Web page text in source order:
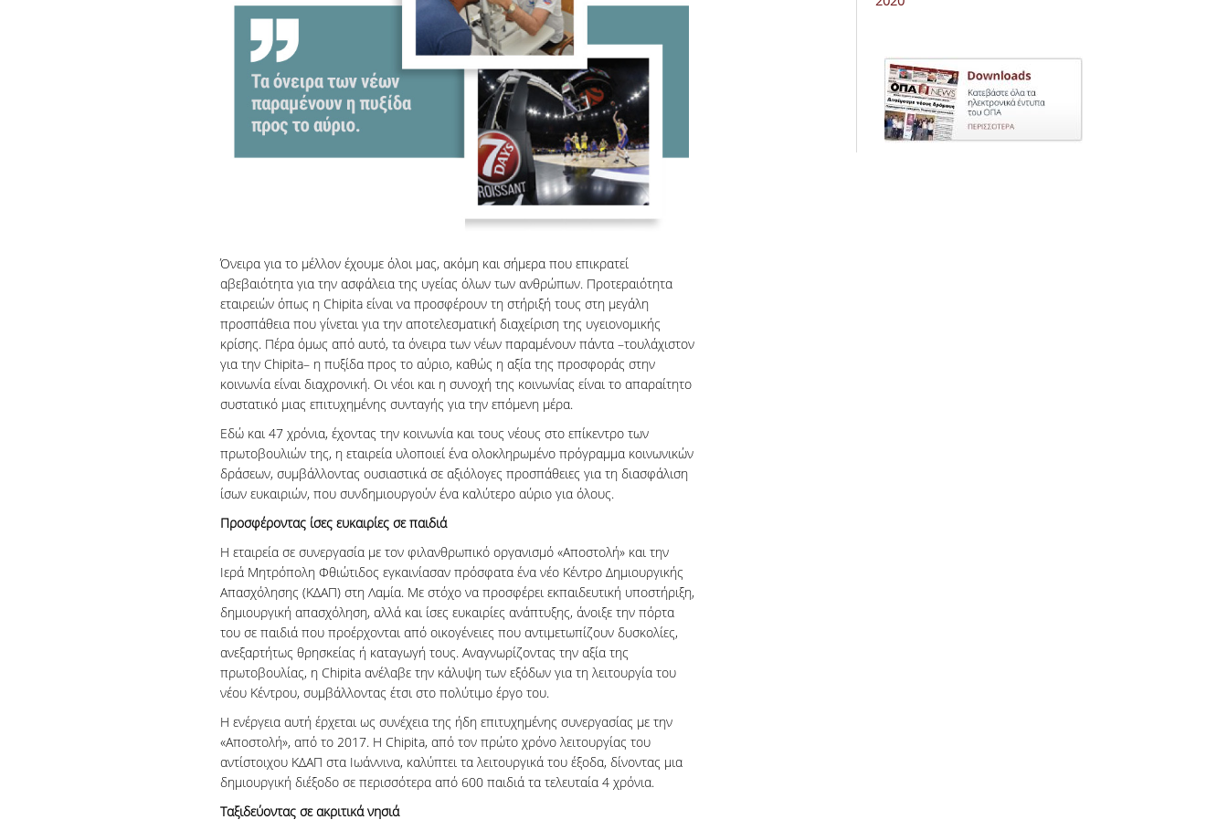
Όνειρα για το μέλλον έχουμε όλοι μας, ακόμη και σήμερα που επικρατεί
αβεβαιότητα για την ασφάλεια της υγείας όλων των ανθρώπων. Προτεραιότητα
εταιρειών όπως η Chipita είναι να προσφέρουν τη στήριξή τους στη μεγάλη
προσπάθεια που γίνεται για την αποτελεσματική διαχείριση της υγειονομικής
κρίσης. Πέρα όμως από αυτό, τα όνειρα των νέων παραμένουν πάντα –τουλάχιστον
για την Chipita– η πυξίδα προς το αύριο, καθώς η αξία της προσφοράς στην
κοινωνία είναι διαχρονική. Οι νέοι και η συνοχή της κοινωνίας είναι το απαραίτητο
συστατικό μιας επιτυχημένης συνταγής για την επόμενη μέρα.
Εδώ και 47 χρόνια, έχοντας την κοινωνία και τους νέους στο επίκεντρο των
πρωτοβουλιών της, η εταιρεία υλοποιεί ένα ολοκληρωμένο πρόγραμμα κοινωνικών
δράσεων, συμβάλλοντας ουσιαστικά σε αξιόλογες προσπάθειες για τη διασφάλιση
ίσων ευκαιριών, που συνδημιουργούν ένα καλύτερο αύριο για όλους.
Προσφέροντας ίσες ευκαιρίες σε παιδιά
Η εταιρεία σε συνεργασία με τον φιλανθρωπικό οργανισμό «Αποστολή» και την
Ιερά Μητρόπολη Φθιώτιδος εγκαινίασαν πρόσφατα ένα νέο Κέντρο Δημιουργικής
Απασχόλησης (ΚΔΑΠ) στη Λαμία. Με στόχο να προσφέρει εκπαιδευτική υποστήριξη,
δημιουργική απασχόληση, αλλά και ίσες ευκαιρίες ανάπτυξης, άνοιξε την πόρτα
του σε παιδιά που προέρχονται από οικογένειες που αντιμετωπίζουν δυσκολίες,
ανεξαρτήτως θρησκείας ή καταγωγή τους. Αναγνωρίζοντας την αξία της
πρωτοβουλίας, η Chipita ανέλαβε την κάλυψη των εξόδων για τη λειτουργία του
νέου Κέντρου, συμβάλλοντας έτσι στο πολύτιμο έργο του.
Η ενέργεια αυτή έρχεται ως συνέχεια της ήδη επιτυχημένης συνεργασίας με την
«Αποστολή», από το 2017. Η Chipita, από τον πρώτο χρόνο λειτουργίας του
αντίστοιχου ΚΔΑΠ στα Ιωάννινα, καλύπτει τα λειτουργικά του έξοδα, δίνοντας μια
δημιουργική διέξοδο σε περισσότερα από 600 παιδιά τα τελευταία 4 χρόνια.
Ταξιδεύοντας σε ακριτικά νησιά